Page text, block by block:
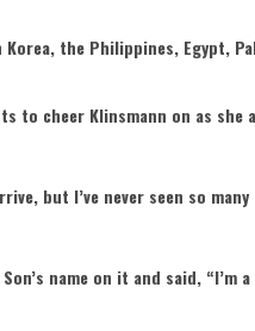
the Philippines, Egypt,
to cheer Klinsmann on as
but I’ve never seen so
name on it and said, “I’m